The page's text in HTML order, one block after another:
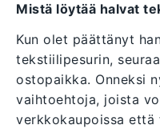
Mistä löytää halvat
Kun olet päättänyt
tekstiilipesurin,
ostopaikka. Onneksi
vaihtoehtoja, joista
verkkokaupoissa että